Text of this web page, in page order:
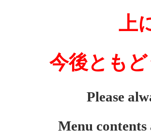
上
今後とも
Please
Menu contents